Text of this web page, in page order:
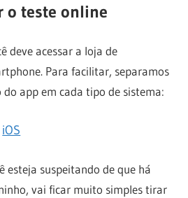
o teste online
deve acessar a loja de
Para facilitar, separamos
do app em cada tipo de sistema:
iOS
esteja suspeitando de que há
vai ficar muito simples tirar